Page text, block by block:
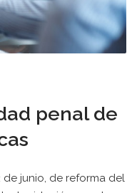
penal de
de junio, de reforma del